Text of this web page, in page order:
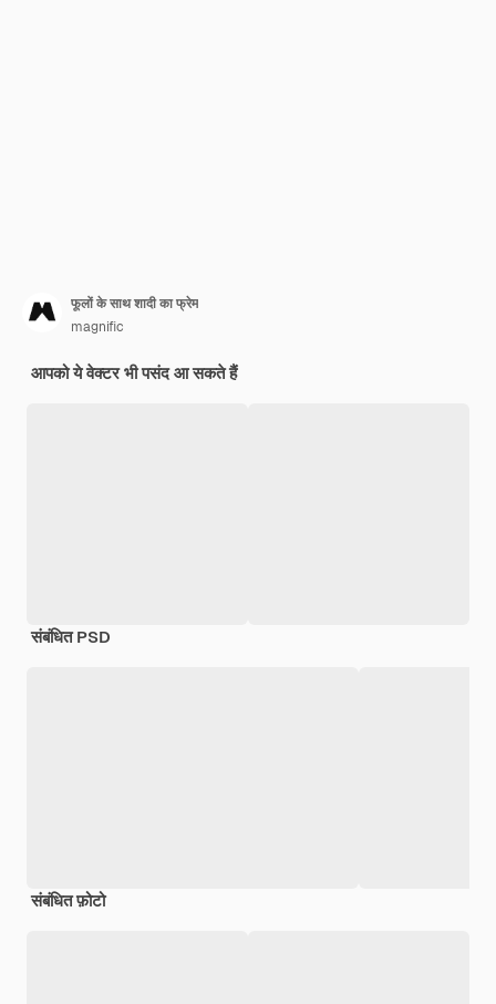
फूलों के साथ शादी का फ्रेम
magnific
आपको ये वेक्टर भी पसंद आ सकते हैं
संबंधित PSD
संबंधित फ़ोटो